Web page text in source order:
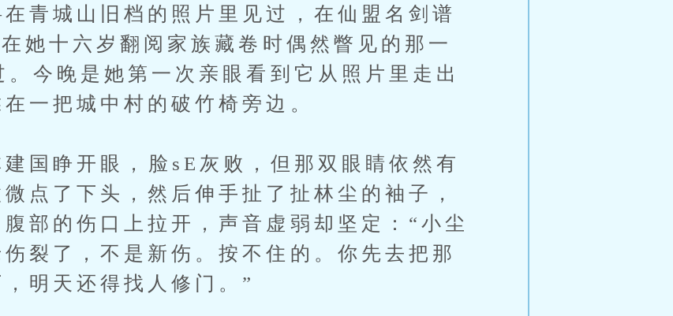
青城山旧档的照片里见过，在仙盟名剑谱
她十六岁翻阅家族藏卷时偶然瞥见的那一
今晚是她第一次亲眼看到它从照片里走出
一把城中村的破竹椅旁边。
睁开眼，脸sE灰败，但那双眼睛依然有
点了下头，然后伸手扯了扯林尘的袖子，
部的伤口上拉开，声音虚弱却坚定：“小尘
裂了，不是新伤。按不住的。你先去把那
明天还得找人修门。”